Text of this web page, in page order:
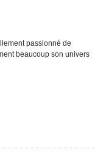
passionné de
beaucoup son univers